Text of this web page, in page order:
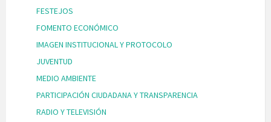
FESTEJOS
FOMENTO ECONÓMICO
IMAGEN INSTITUCIONAL Y PROTOCOLO
JUVENTUD
MEDIO AMBIENTE
PARTICIPACIÓN CIUDADANA Y TRANSPARENCIA
RADIO Y TELEVISIÓN